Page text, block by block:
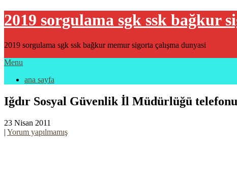
2019 sorgulama sgk ssk bağkur
2019 sorgulama sgk ssk bağkur memur sigorta çalışma dunyasi
Menu
ana sayfa
Iğdır Sosyal Güvenlik İl Müdürlüğü
23 Nisan 2011
| Yorum yapılmamış